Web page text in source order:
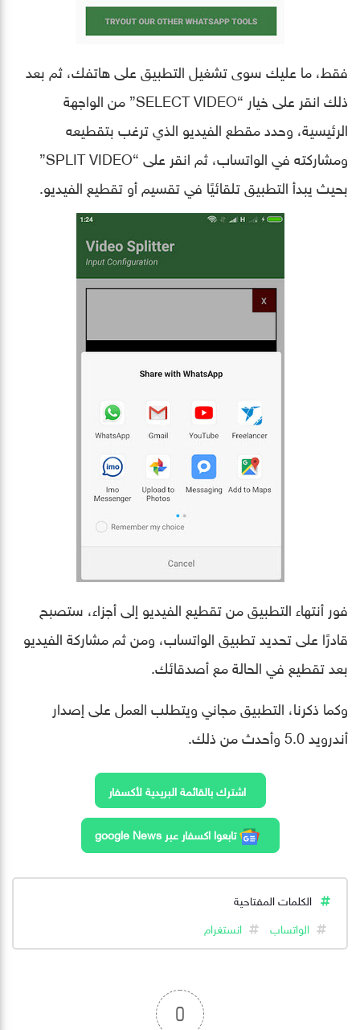
فقط، ما عليك سوى تشغيل التطبيق على هاتفك، ثم بعد
ذلك انقر على خيار “SELECT VIDEO” من الواجهة
الرئيسية، وحدد مقطع الفيديو الذي ترغب بتقطيعه
ومشاركته في الواتساب، ثم انقر على “SPLIT VIDEO”
بحيث يبدأ التطبيق تلقائيًا في تقسيم أو تقطيع الفيديو.
فور أنتهاء التطبيق من تقطيع الفيديو إلى أجزاء، ستصبح
قادرًا على تحديد تطبيق الواتساب، ومن ثم مشاركة الفيديو
بعد تقطيع في الحالة مع أصدقائك.
وكما ذكرنا، التطبيق مجاني ويتطلب العمل على إصدار
أندرويد5.0وأحدث من ذلك.
اشترك بالقائمة البريدية لأكسفار
تابعوا اكسفار عبر google News
الكلمات المفتاحية
الواتساب
انستغرام
0